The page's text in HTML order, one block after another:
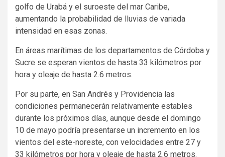
golfo de Urabá y el suroeste del mar Caribe,
aumentando la probabilidad de lluvias de variada
intensidad en esas zonas.
En áreas marítimas de los departamentos de Córdoba y
Sucre se esperan vientos de hasta 33 kilómetros por
hora y oleaje de hasta 2.6 metros.
Por su parte, en San Andrés y Providencia las
condiciones permanecerán relativamente estables
durante los próximos días, aunque desde el domingo
10 de mayo podría presentarse un incremento en los
vientos del este-noreste, con velocidades entre 27 y
33 kilómetros por hora y oleaje de hasta 2.6 metros.